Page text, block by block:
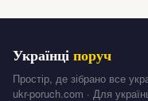
Українціпоруч
Простір, де зібрано все
ukr-poruch.com · Для